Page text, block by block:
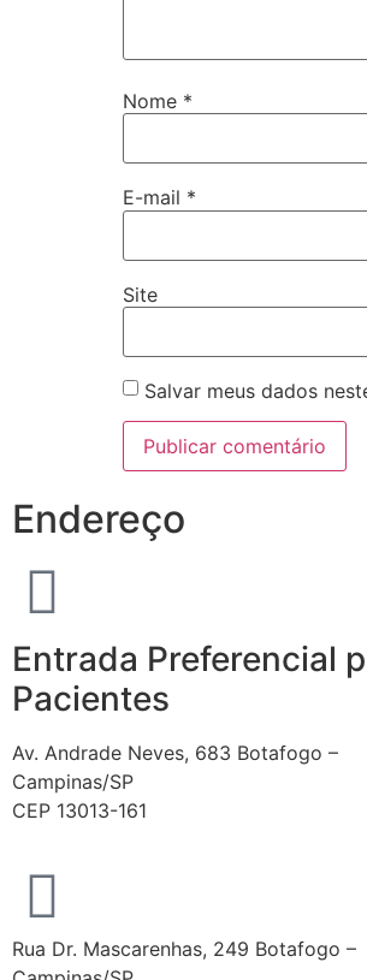
Nome *
E-mail *
Site
Salvar meus dados
Endereço
Entrada Preferencial
Pacientes
Av. Andrade Neves, 683 Botafogo –
Campinas/SP
CEP 13013-161
Rua Dr. Mascarenhas, 249 Botafogo –